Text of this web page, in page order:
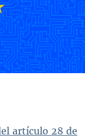
artículo 28 de